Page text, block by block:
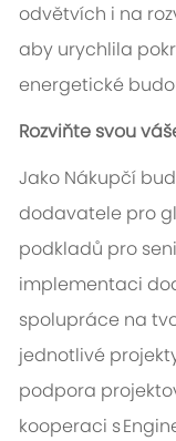
odvětvích i na
aby urychlila
energetické
Rozviňte svou
Jako Nákupčí
dodavatele pro
podkladů pro
implementaci
spolupráce na
jednotlivé
podpora
kooperaci s